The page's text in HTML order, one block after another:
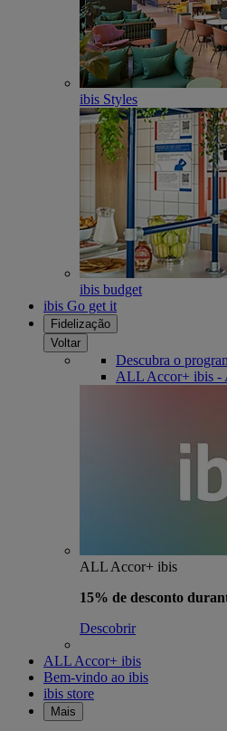
ibis Styles
ibis budget
ibis Go get it
Fidelização
Voltar
Descubra o
ALL Accor+ ibis -
ALL Accor+ ibis
15% de desconto
Descobrir
ALL Accor+ ibis
Bem-vindo ao ibis
ibis store
Mais